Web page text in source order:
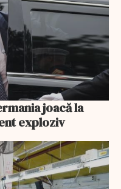
joacă la
exploziv